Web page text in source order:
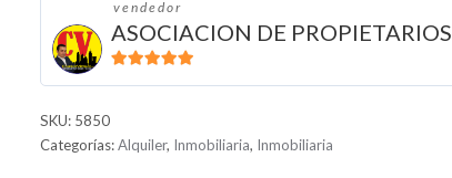
vendedor
ASOCIACION DE PROPIETARIOS
SKU: 5850
Categorías:Alquiler, Inmobiliaria, Inmobiliaria